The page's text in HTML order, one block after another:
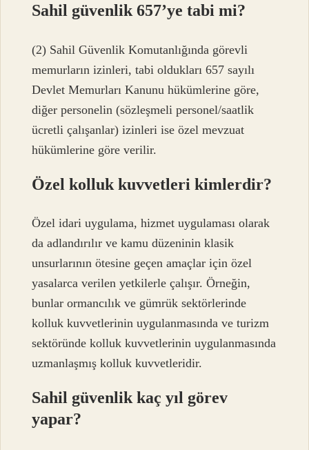
Sahil güvenlik 657’ye tabi mi?
(2) Sahil Güvenlik Komutanlığında görevli
memurların izinleri, tabi oldukları 657 sayılı
Devlet Memurları Kanunu hükümlerine göre,
diğer personelin (sözleşmeli personel/saatlik
ücretli çalışanlar) izinleri ise özel mevzuat
hükümlerine göre verilir.
Özel kolluk kuvvetleri kimlerdir?
Özel idari uygulama, hizmet uygulaması olarak
da adlandırılır ve kamu düzeninin klasik
unsurlarının ötesine geçen amaçlar için özel
yasalarca verilen yetkilerle çalışır. Örneğin,
bunlar ormancılık ve gümrük sektörlerinde
kolluk kuvvetlerinin uygulanmasında ve turizm
sektöründe kolluk kuvvetlerinin uygulanmasında
uzmanlaşmış kolluk kuvvetleridir.
Sahil güvenlik kaç yıl görev
yapar?